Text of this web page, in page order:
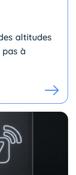
altitudes
à